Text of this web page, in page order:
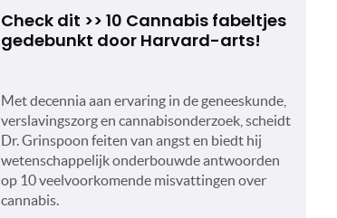
Check dit >> 10 Cannabis fabeltjes
gedebunkt door Harvard-arts!
Met decennia aan ervaring in de geneeskunde,
verslavingszorg en cannabisonderzoek, scheidt
Dr. Grinspoon feiten van angst en biedt hij
wetenschappelijk onderbouwde antwoorden
op 10 veelvoorkomende misvattingen over
cannabis.